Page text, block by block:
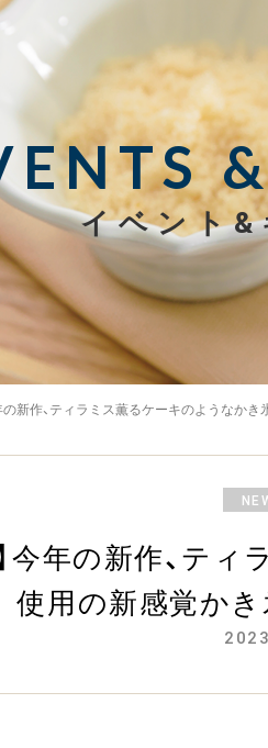
イベント
の新作、ティラミス薫るケーキのようなか
今年の新作、テ
使用の新感覚かき